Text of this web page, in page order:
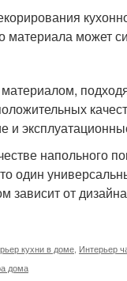
материала может
и
напольного
один
зависит от
кухни в доме Интерьер
дома